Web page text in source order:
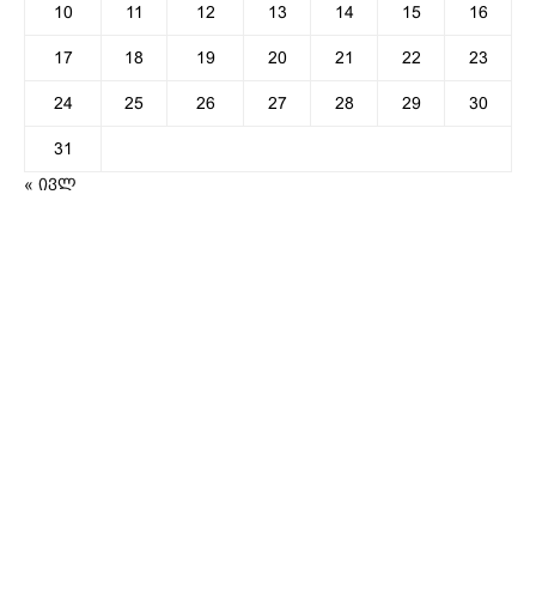
10 11 12 13 14 15 16
17 18 19 20 21 22 23
24 25 26 27 28 29 30
31
« ივლ